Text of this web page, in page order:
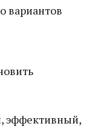
вариантов
эффективный,